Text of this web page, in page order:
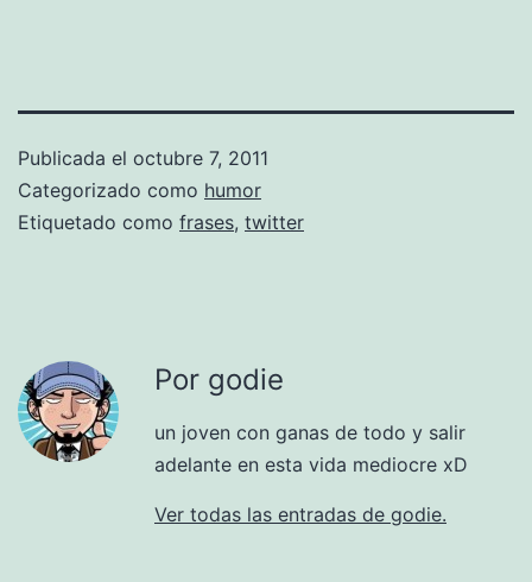
Publicada el octubre 7, 2011
Categorizado como humor
Etiquetado como frases, twitter
Por godie
un joven con ganas de todo y salir
adelante en esta vida mediocre xD
Ver todas las entradas de godie.